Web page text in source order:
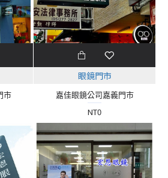
市
眼鏡門市
嘉佳眼鏡公司嘉義門市
NT0